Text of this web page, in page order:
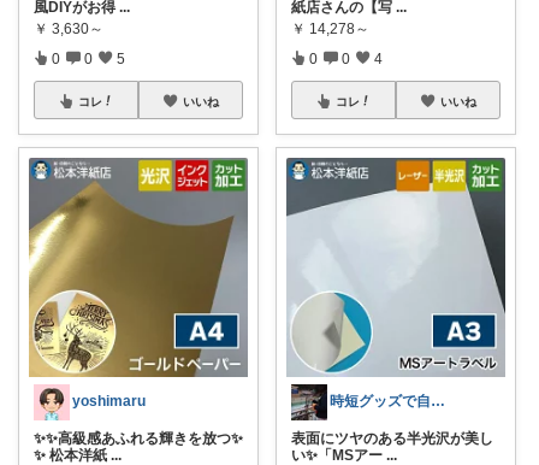
風DIYがお得 ...
￥ 3,630～
0 0 5
コレ いいね
yoshimaru
✨✨高級感あふれる輝きを放つ✨
✨ 松本洋紙 ...
紙店さんの【写 ...
￥ 14,278～
0 0 4
コレ いいね
時短グッズで自由時間を手に入れるママ🌟
表面にツヤのある半光沢が美し
い✨「MSアー ...